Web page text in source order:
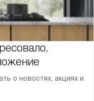
о новостях, акциях и